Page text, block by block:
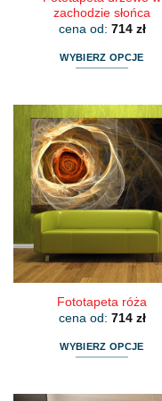
zachodzie słońca
cena od: 714 zł
WYBIERZ OPCJE
ma
wiele
wariantów.
Opcje
można
wybrać
na
produktu
Fototapeta róża
cena od: 714 zł
WYBIERZ OPCJE